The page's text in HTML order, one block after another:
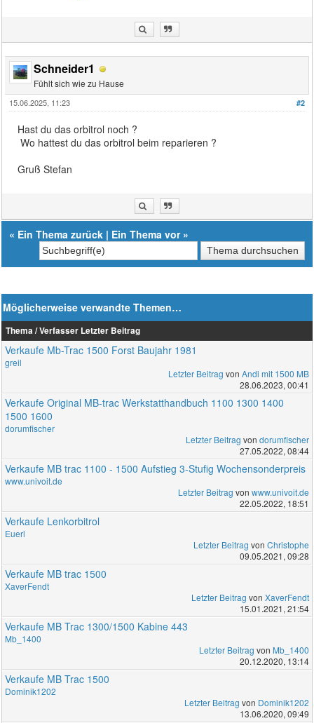
Schneider1
Fühlt sich wie zu Hause
#2
15.06.2025, 11:23
Hast du das orbitrol noch ?
Wo hattest du das orbitrol beim reparieren ?
Gruß Stefan
« Ein Thema zurück | Ein Thema vor»
Möglicherweise verwandte Themen…
Thema / Verfasser Letzter Beitrag
Verkaufe Mb-Trac 1500 Forst Baujahr 1981
greil
Letzter Beitrag von Andi mit 1500 MB
28.06.2023, 00:41
Verkaufe Original MB-trac Werkstatthandbuch 1100 1300 1400
1500 1600
dorumfischer
Letzter Beitrag von dorumfischer
27.05.2022, 08:44
Verkaufe MB trac 1100 - 1500 Aufstieg 3-Stufig Wochensonderpreis
www.univoit.de
Letzter Beitrag von www.univoit.de
22.05.2022, 18:51
Verkaufe Lenkorbitrol
Euerl
Letzter Beitrag von Christophe
09.05.2021, 09:28
Verkaufe MB trac 1500
XaverFendt
Letzter Beitrag von XaverFendt
15.01.2021, 21:54
Verkaufe MB Trac 1300/1500 Kabine 443
Mb_1400
Letzter Beitrag von Mb_1400
20.12.2020, 13:14
Verkaufe MB Trac 1500
Dominik1202
Letzter Beitrag von Dominik1202
13.06.2020, 09:49